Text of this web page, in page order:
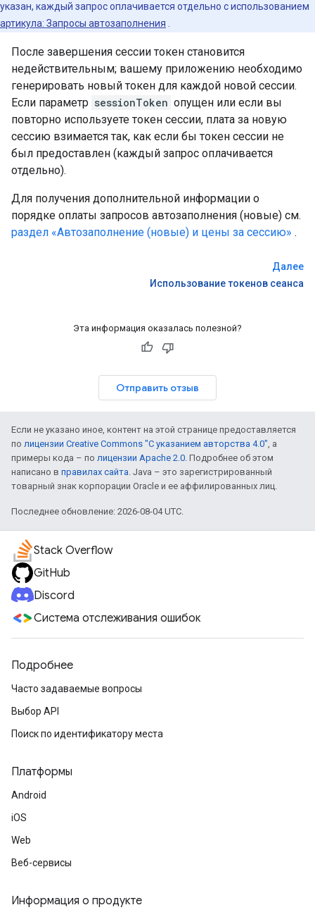
указан, каждый запрос оплачивается отдельно с использованием
артикула: Запросы автозаполнения
После завершения сессии токен становится
недействительным; вашему приложению необходимо
генерировать новый токен для каждой новой сессии.
Если параметр sessionToken опущен или если вы
повторно используете токен сессии, плата за новую
сессию взимается так, как если бы токен сессии не
был предоставлен (каждый запрос оплачивается
отдельно).
Для получения дополнительной информации о
порядке оплаты запросов автозаполнения (новые) см.
раздел «Автозаполнение (новые) и цены за сессию» .
Далее
Использование токенов сеанса
Эта информация оказалась полезной?
Отправить отзыв
Если не указано иное, контент на этой странице предоставляется
по лицензии Creative Commons "С указанием авторства 4.0", а
примеры кода – по лицензии Apache 2.0. Подробнее об этом
написано в правилах сайта. Java – это зарегистрированный
товарный знак корпорации Oracle и ее аффилированных лиц.
Последнее обновление: 2026-08-04 UTC.
Stack Overflow
GitHub
Discord
Система отслеживания ошибок
Подробнее
Часто задаваемые вопросы
Выбор API
Поиск по идентификатору места
Платформы
Android
iOS
Web
Веб-сервисы
Информация о продукте